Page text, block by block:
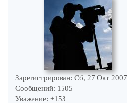
Зарегистрирован: Сб, 27 Окт 2007
Сообщений: 1505
Уважение: +153